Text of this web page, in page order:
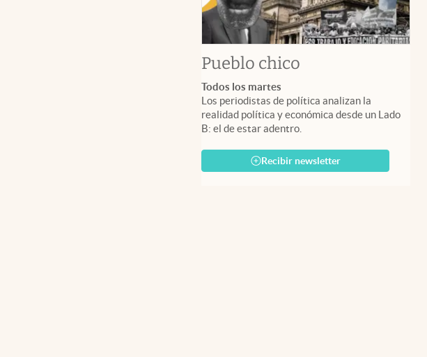
Pueblo chico
Todos los martes
Los periodistas de política analizan la
realidad política y económica desde un Lado
B: el de estar adentro.
Recibir newsletter